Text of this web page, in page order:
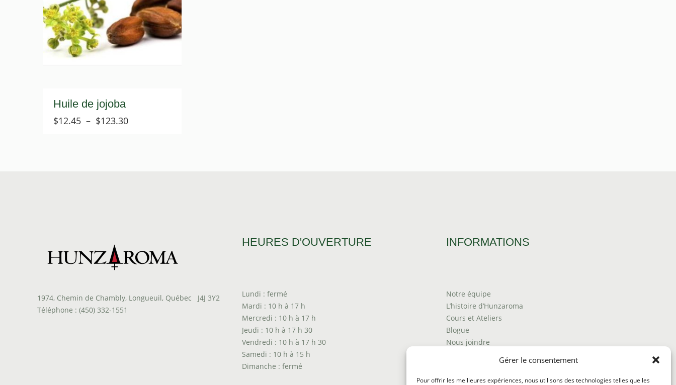
Gérer le consentement
Pour offrir les meilleures expériences, nous utilisons des technologies telles que les
Huile de jojoba
$12.45 – $123.30Plage
1974, Chemin de Chambly, Longueuil, Québec J4J 3Y2
Téléphone : (450) 332-1551
HEURES D'OUVERTURE
Lundi : fermé
Mardi : 10 h à 17 h
Mercredi : 10 h à 17 h
Jeudi : 10 h à 17 h 30
Vendredi : 10 h à 17 h 30
Samedi : 10 h à 15 h
Dimanche : fermé
INFORMATIONS
Notre équipe
L’histoire d’Hunzaroma
Cours et Ateliers
Blogue
Nous joindre
Politique de frais d'envoi
Termes et conditions